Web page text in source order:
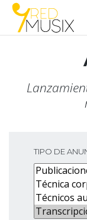
Saltar
contenido
TIPO DE